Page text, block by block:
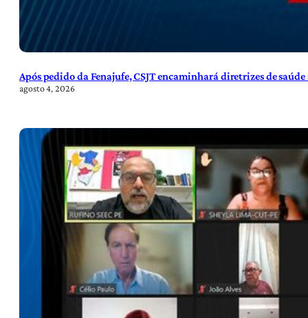
Após pedido da Fenajufe, CSJT encaminhará diretrizes de
agosto 4, 2026